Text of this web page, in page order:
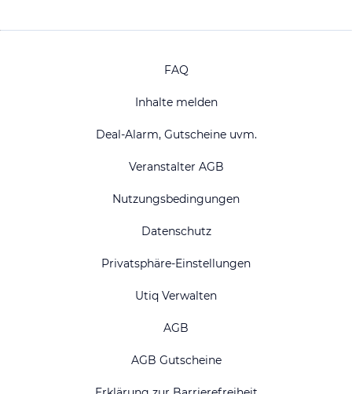
FAQ
Inhalte melden
Deal-Alarm, Gutscheine uvm.
Veranstalter AGB
Nutzungsbedingungen
Datenschutz
Privatsphäre-Einstellungen
Utiq Verwalten
AGB
AGB Gutscheine